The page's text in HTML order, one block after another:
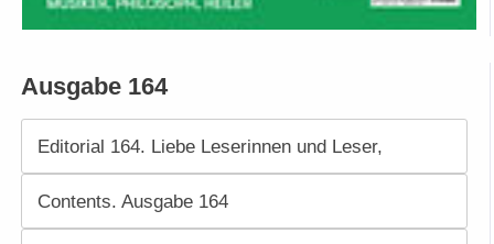
Ausgabe 164
Editorial 164. Liebe Leserinnen und Leser,
Contents. Ausgabe 164